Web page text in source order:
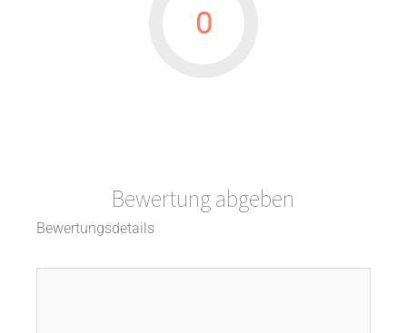
0
Bewertung abgeben
Bewertungsdetails